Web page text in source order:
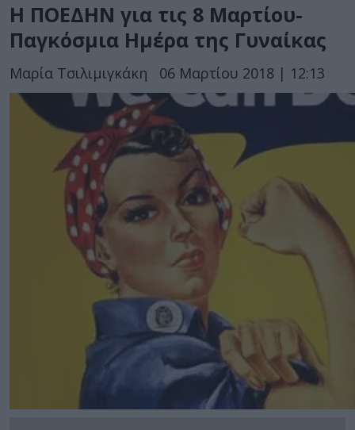
Η ΠΟΕΔΗΝ για τις 8 Μαρτίου-
Παγκόσμια Ημέρα της Γυναίκας
Μαρία Τσιλιμιγκάκη 06 Μαρτίου 2018 | 12:13